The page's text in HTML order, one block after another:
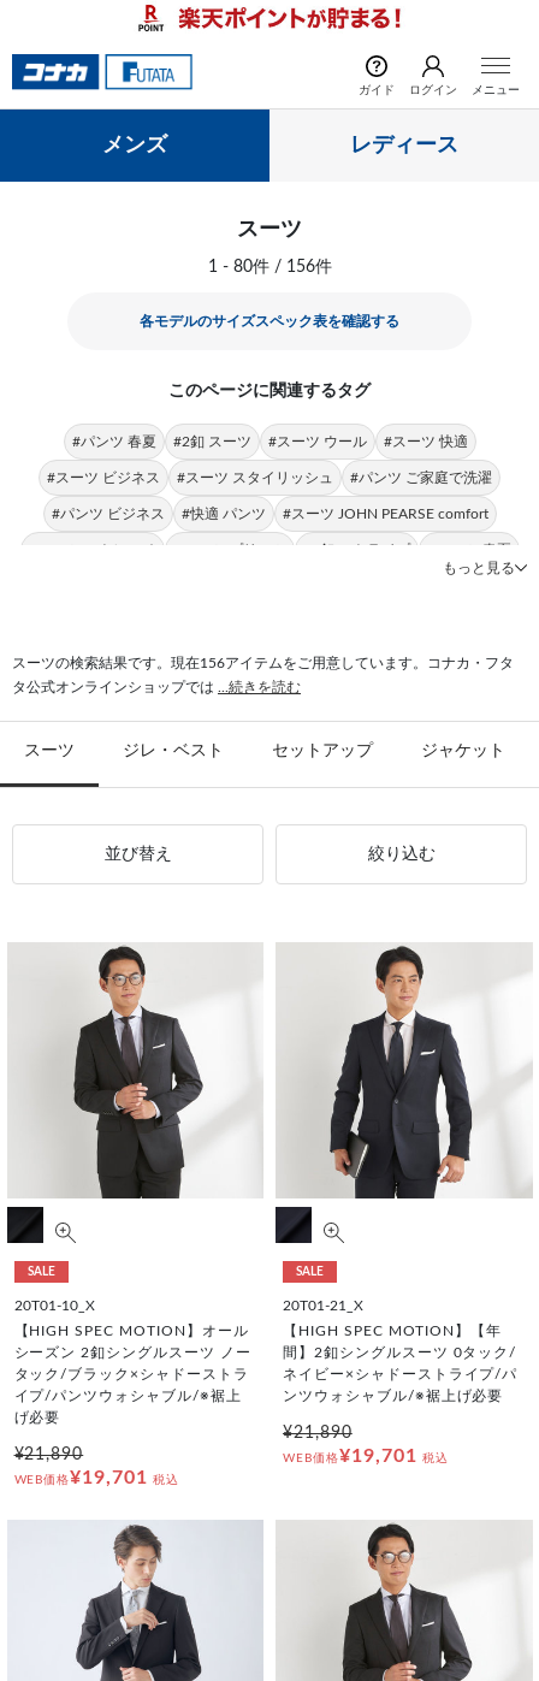
前の画像
ガイド ログイン メニュー
メンズ レディース
スーツ
1 - 80件 / 156件
各モデルのサイズスペック表を確認する
このページに関連するタグ
#パンツ 春夏 #2釦 スーツ #スーツ ウール #スーツ 快適
#スーツ ビジネス #スーツ スタイリッシュ #パンツ ご家庭で洗濯
#パンツ ビジネス #快適 パンツ #スーツ JOHN PEARSE comfort
#スーツ ストレッチ #スーツ プリーツ #2釦 ストライプ #スーツ 春夏
もっと見る
スーツの検索結果です。現在156アイテムをご用意しています。コナカ・フタ
タ公式オンラインショップでは
...続きを読む
スーツ ジレ・ベスト セットアップ ジャケット
並び替え 絞り込む
SALE
20T01-10_X
【HIGH SPEC MOTION】オール
シーズン 2釦シングルスーツ ノー
タック/ブラック×シャドーストラ
イプ/パンツウォシャブル/※裾上
げ必要
¥21,890
WEB価格¥19,701 税込
SALE
20T01-21_X
【HIGH SPEC MOTION】【年
間】2釦シングルスーツ 0タック/
ネイビー×シャドーストライプ/パ
ンツウォシャブル/※裾上げ必要
¥21,890
WEB価格¥19,701 税込